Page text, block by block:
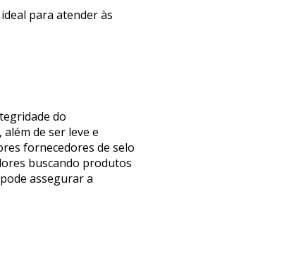
para atender às
do
de ser leve e
fornecedores de selo
buscando produtos
assegurar a